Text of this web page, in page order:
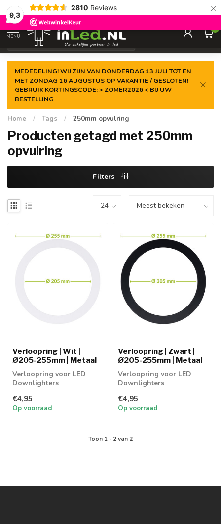
9,3
2810 Reviews ×
Gegarandeerde delaagste prijs
MENU
0
MEDEDELING! WIJ ZIJN VAN DONDERDAG 13 JULI TOT EN
MET ZONDAG 16 AUGUSTUS OP VAKANTIE / GESLOTEN!
GEBRUIK KORTINGSCODE: > ZOMER2026 < BIJ UW
BESTELLING
Home / Tags / 250mm opvulring
Producten getagd met 250mm
opvulring
Filters
Verloopring | Wit |
Ø205-255mm | Metaal
Verloopring voor LED
Downlighters
€4,95
Op voorraad
Verloopring | Zwart |
Ø205-255mm | Metaal
Verloopring voor LED
Downlighters
€4,95
Op voorraad
Toon 1- 2van 2